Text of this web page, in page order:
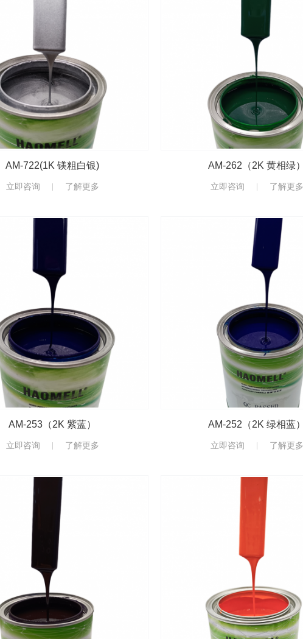
AM-722(1K 镁粗白银)
立即咨询 了解更多
AM-262（2K 黄相绿）
立即咨询 了解更多
AM-253（2K 紫蓝）
立即咨询 了解更多
AM-252（2K 绿相蓝）
立即咨询 了解更多